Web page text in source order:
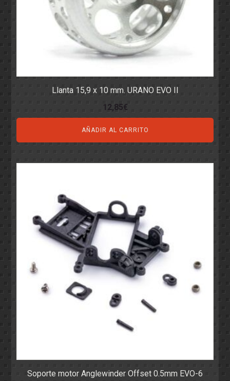
Llanta 15,9 x 10 mm. URANO EVO II
12,85€
AÑADIR AL CARRITO
Soporte motor Anglewinder Offset 0.5mm EVO-6